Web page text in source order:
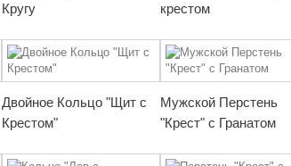
Кругу
крестом
Двойное Кольцо "Щит с
Крестом"
Мужской Перстень
"Крест" с Гранатом